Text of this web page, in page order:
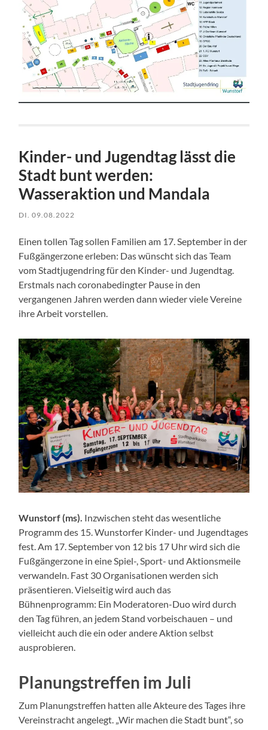
Kinder- und Jugendtag lässt die
Stadt bunt werden:
Wasseraktion und Mandala
DI. 09.08.2022
Einen tollen Tag sollen Familien am 17. September in der
Fußgängerzone erleben: Das wünscht sich das Team
vom Stadtjugendring für den Kinder- und Jugendtag.
Erstmals nach coronabedingter Pause in den
vergangenen Jahren werden dann wieder viele Vereine
ihre Arbeit vorstellen.
Wunstorf (ms). Inzwischen steht das wesentliche
Programm des 15. Wunstorfer Kinder- und Jugendtages
fest. Am 17. September von 12 bis 17 Uhr wird sich die
Fußgängerzone in eine Spiel-, Sport- und Aktionsmeile
verwandeln. Fast 30 Organisationen werden sich
präsentieren. Vielseitig wird auch das
Bühnenprogramm: Ein Moderatoren-Duo wird durch
den Tag führen, an jedem Stand vorbeischauen – und
vielleicht auch die ein oder andere Aktion selbst
ausprobieren.
Planungstreffen im Juli
Zum Planungstreffen hatten alle Akteure des Tages ihre
Vereinstracht angelegt. „Wir machen die Stadt bunt“, so